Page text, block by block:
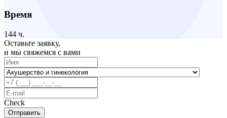
Время
144 ч.
Оставьте заявку,
и мы свяжемся с вами
Check
Отправить